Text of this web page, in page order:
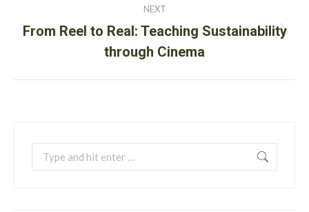
NEXT
Next
post:
From Reel to Real: Teaching Sustainability
through Cinema
Search: